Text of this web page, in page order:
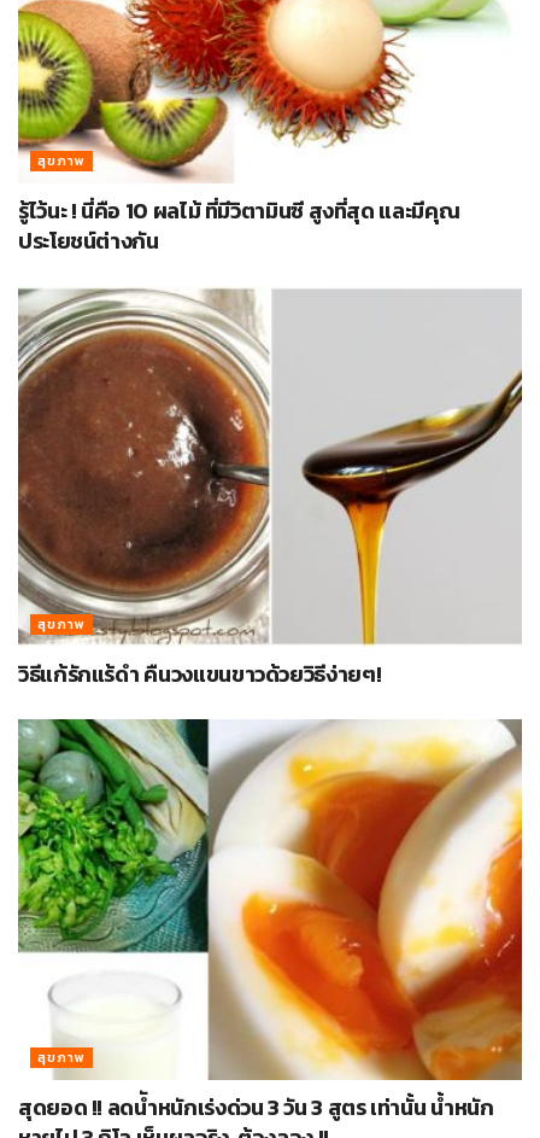
สุขภาพ
รู้ไว้นะ ! นี่คือ 10 ผลไม้ ที่มีวิตามินซี สูงที่สุด และมีคุณ
ประโยชน์ต่างกัน
สุขภาพ
วิธีแก้รักแร้ดำ คืนวงแขนขาวด้วยวิธีง่ายๆ!
สุขภาพ
สุดยอด !! ลดนัำหนักเร่งด่วน 3 วัน 3 สูตร เท่านั้น น้ำหนัก